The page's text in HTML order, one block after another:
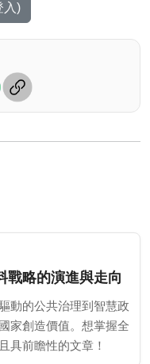
入)
戰略的演進與走向
動的公共治理到智慧政
家創造價值。想掌握全
具前瞻性的文章！